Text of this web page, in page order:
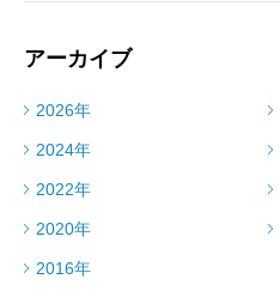
アーカイブ
2026年
2024年
2022年
2020年
2016年